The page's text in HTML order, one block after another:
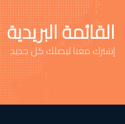
القائمة البريدية
إشترك معنا ليصلك كل جديد